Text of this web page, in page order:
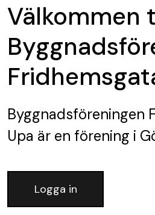
Välkommen
Byggnadsföreningen
Upa är en förening i
Logga in